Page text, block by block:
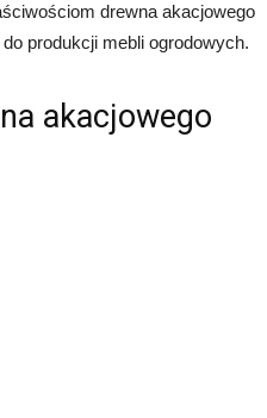
drewna akacjowego
produkcji mebli ogrodowych.
akacjowego